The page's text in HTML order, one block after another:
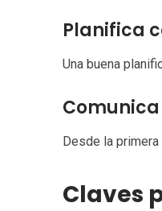
Planifica
Una buena
Desde la
Claves